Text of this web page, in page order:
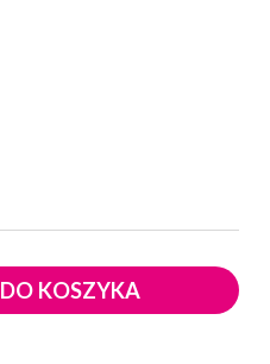
DO KOSZYKA